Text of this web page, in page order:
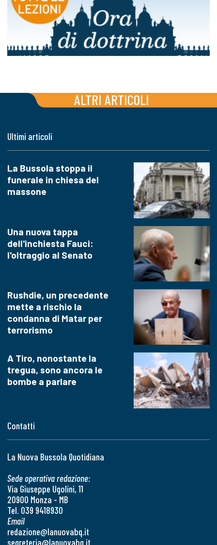
ALTRI ARTICOLI
Contatti
La Nuova Bussola Quotidiana
Sede operativa redazione:
Via Giuseppe Ugolini, 11
20900 Monza - MB
Tel. 039 9418930
Email
redazione@lanuovabq.it
segreteria@lanuovabq.it
Ultimi articoli
La Bussola stoppa il
funerale in chiesa del
massone
Una nuova tappa
dell'inchiesta Fauci:
l'oltraggio al Senato
Rushdie, un precedente
mette a rischio la
condanna di Matar per
terrorismo
A Tiro, nonostante la
tregua, sono ancora le
bombe a parlare